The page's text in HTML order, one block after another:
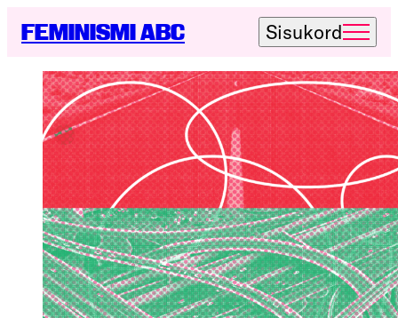
põhisisu
FEMINISMI ABC Sisukord